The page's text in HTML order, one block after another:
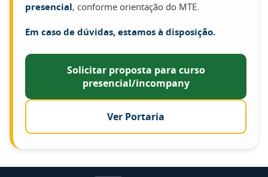
presencial, conforme orientação do MTE.
Em caso de dúvidas, estamos à disposição.
Solicitar proposta para curso
presencial/incompany
Ver Portaria